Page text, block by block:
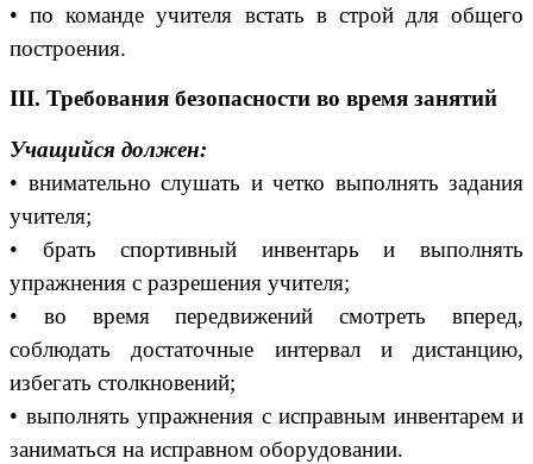
• по команде учителя встать в строй для общего
построения.
III. Требования безопасности во время занятий
Учащийся должен:
• внимательно слушать и четко выполнять задания
учителя;
• брать спортивный инвентарь и выполнять
упражнения с разрешения учителя;
• во время передвижений смотреть вперед,
соблюдать достаточные интервал и дистанцию,
избегать столкновений;
• выполнять упражнения с исправным инвентарем и
заниматься на исправном оборудовании.